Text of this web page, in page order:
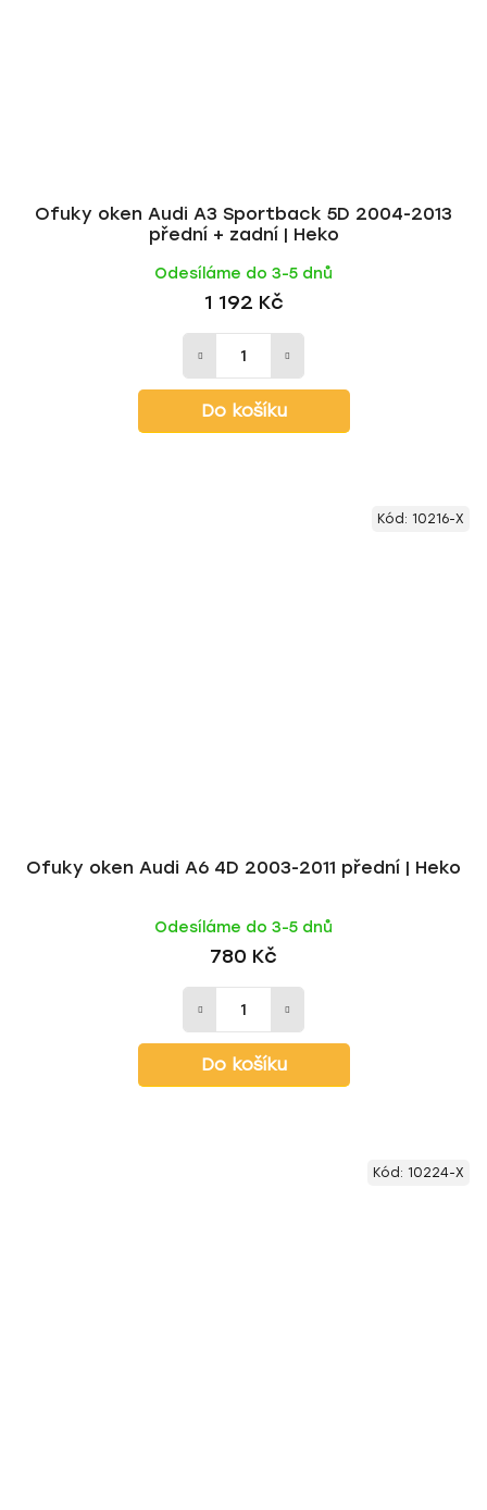
Ofuky oken Audi A3 Sportback 5D 2004-2013
přední + zadní | Heko
Odesíláme do 3-5 dnů
1 192 Kč
Do košíku
Ofuky oken Audi A6 4D 2003-2011 přední | Heko
Odesíláme do 3-5 dnů
780 Kč
Do košíku
Kód: 10216-X
Kód: 10224-X